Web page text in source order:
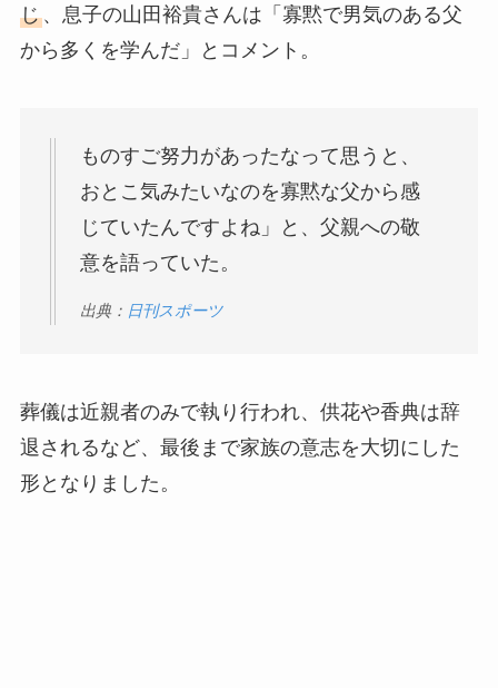
じ、息子の山田裕貴さんは「寡黙で男気のある父
から多くを学んだ」とコメント。
ものすご努力があったなって思うと、
おとこ気みたいなのを寡黙な父から感
じていたんですよね」と、父親への敬
意を語っていた。
出典： 日刊スポーツ
葬儀は近親者のみで執り行われ、供花や香典は辞
退されるなど、最後まで家族の意志を大切にした
形となりました。